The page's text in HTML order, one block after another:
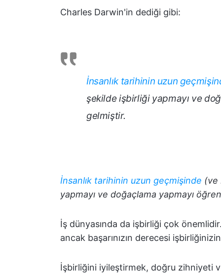
Charles Darwin'in dediği gibi:
İnsanlık tarihinin uzun
şekilde işbirliği yapmayı ve
gelmiştir.
İnsanlık tarihinin uzun geçmişinde (ve
yapmayı ve doğaçlama yapmayı
İş dünyasında da işbirliği çok
ancak başarınızın derecesi
İşbirliğini iyileştirmek, doğru zihniyeti